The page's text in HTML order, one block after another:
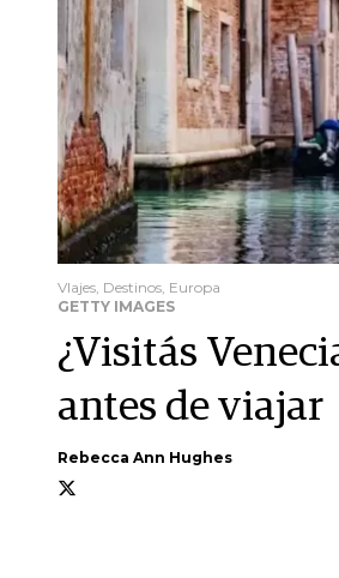
VIajes, Destinos, Europa
GETTY IMAGES
¿Visitás
antes de viajar
Rebecca Ann Hughes